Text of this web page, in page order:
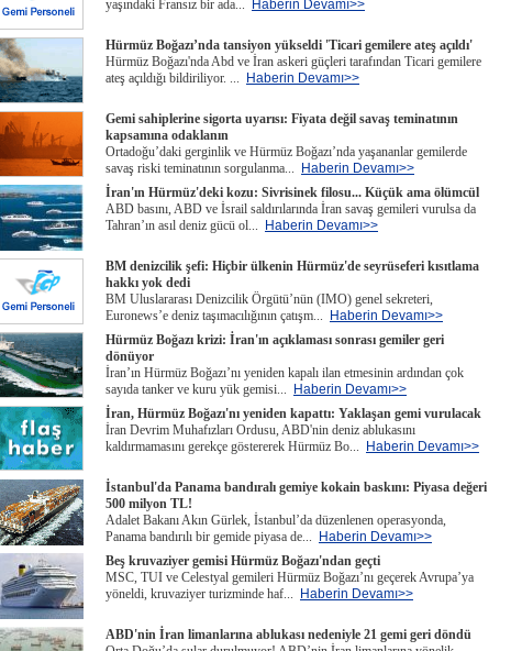
yaşındaki Fransız bir ada...
Haberin Devamı>>
Hürmüz Boğazı’nda tansiyon yükseldi 'Ticari gemilere ateş açıldı'
Hürmüz Boğazı'nda Abd ve İran askeri güçleri tarafından Ticari gemilere
ateş açıldığı bildiriliyor. ...
Haberin Devamı>>
Gemi sahiplerine sigorta uyarısı: Fiyata değil savaş teminatının
kapsamına odaklanın
Ortadoğu’daki gerginlik ve Hürmüz Boğazı’nda yaşananlar gemilerde
savaş riski teminatının sorgulanma...
Haberin Devamı>>
İran'ın Hürmüz'deki kozu: Sivrisinek filosu... Küçük ama ölümcül
ABD basını, ABD ve İsrail saldırılarında İran savaş gemileri vurulsa da
Tahran’ın asıl deniz gücü ol...
Haberin Devamı>>
BM denizcilik şefi: Hiçbir ülkenin Hürmüz'de seyrüseferi kısıtlama
hakkı yok dedi
BM Uluslararası Denizcilik Örgütü’nün (IMO) genel sekreteri,
Euronews’e deniz taşımacılığının çatışm...
Haberin Devamı>>
Hürmüz Boğazı krizi: İran'ın açıklaması sonrası gemiler geri
dönüyor
İran’ın Hürmüz Boğazı’nı yeniden kapalı ilan etmesinin ardından çok
sayıda tanker ve kuru yük gemisi...
Haberin Devamı>>
İran, Hürmüz Boğazı'nı yeniden kapattı: Yaklaşan gemi vurulacak
İran Devrim Muhafızları Ordusu, ABD'nin deniz ablukasını
kaldırmamasını gerekçe göstererek Hürmüz Bo...
Haberin Devamı>>
İstanbul'da Panama bandıralı gemiye kokain baskını: Piyasa değeri
500 milyon TL!
Adalet Bakanı Akın Gürlek, İstanbul’da düzenlenen operasyonda,
Panama bandırılı bir gemide piyasa de...
Haberin Devamı>>
Beş kruvaziyer gemisi Hürmüz Boğazı'ndan geçti
MSC, TUI ve Celestyal gemileri Hürmüz Boğazı’nı geçerek Avrupa’ya
yöneldi, kruvaziyer turizminde haf...
Haberin Devamı>>
ABD'nin İran limanlarına ablukası nedeniyle 21 gemi geri döndü